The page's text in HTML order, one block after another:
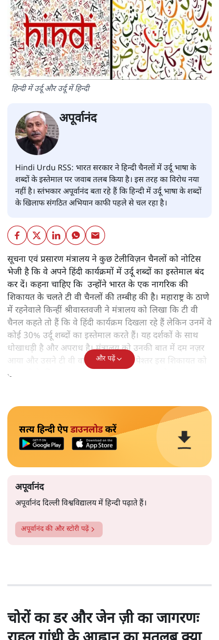
हिन्दी में उर्दू और उर्दू में हिन्दी
अपूर्वानंद
Hindi Urdu RSS: भारत सरकार ने हिन्दी चैनलों में उर्दू भाषा के
शब्दों के इस्तेमाल पर जवाब तलब किया है। इस तरह का विरोध नया
नहीं है। स्तंभकार अपूर्वानंद बता रहे हैं कि हिन्दी में उर्दू भाषा के शब्दों
के खिलाफ संगठित अभियान काफी पहले से चल रहा है।
सूचना एवं प्रसारण मंत्रालय ने कुछ टेलीविज़न चैनलों को नोटिस
भेजी है कि वे अपने हिंदी कार्यक्रमों में उर्दू शब्दों का इस्तेमाल बंद
कर दें। कहना चाहिए कि उन्होंने भारत के एक नागरिक की
शिकायत के चलते टी वी चैनलों की तम्बीह की है। महाराष्ट्र के ठाणे
में रहनेवाले किन्हीं श्रीवास्तवजी ने मंत्रालय को लिखा कि टी वी
चैनल कहते तो हैं कि वे हिंदी कार्यक्रम दिखला रहे हैं लेकिन उनमें वे
कोई 30% उर्दू शब्दों का इस्तेमाल करते हैं। यह दर्शकों के साथ
धोखाधड़ी है और अपराध है। मंत्रालय को उनकी बात में दम नज़र
आया और उसने टी वी वालों को फ़ौरन से पेश्तर इस शिकायत को
दूर करने के लिए कदम उठाने की हिदायत का ख़त भेजा।
और पढ़ें
सत्य हिन्दी ऐपडाउनलोडकरें
अपूर्वानंद
अपूर्वानंद दिल्ली विश्वविद्यालय में हिन्दी पढ़ाते हैं।
अपूर्वानंदकी और स्टोरी पढ़ें
चोरों का डर और जेन ज़ी का जागरणः